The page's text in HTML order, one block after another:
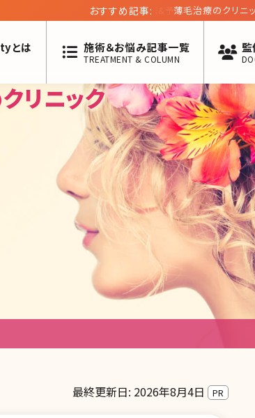
おすすめ記事:
薄毛治療のクリニッ
とは 施術＆お悩み記事一覧
TREATMENT & COLUMN
リニック
最終更新日: 2026年8月4日 PR